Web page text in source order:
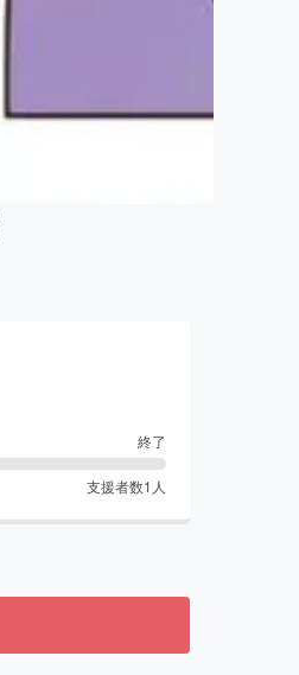
終了
支援者数1 人